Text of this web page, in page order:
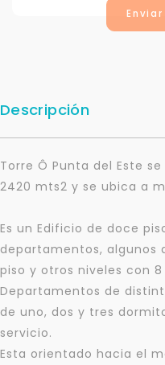
Descripción
Torre Ô Punta del Este
2420 mts2 y se ubica a
Es un Edificio de doce
departamentos, algunos
piso y otros niveles con 8
Departamentos de
de uno, dos y tres
servicio.
Esta orientado hacia el